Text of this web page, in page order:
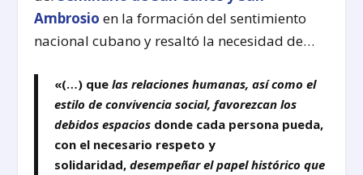
Ambrosio en la formación del sentimiento
nacional cubano y resaltó la necesidad de…
«(…) quelas relaciones humanas, así como el
estilo de convivencia social, favorezcan los
debidos espacios donde cada persona pueda,
con el necesario respeto y
solidaridad,desempeñar el papel histórico que